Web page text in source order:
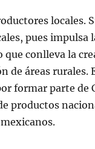
locales.
pues impulsa
que conlleva la
de áreas rurales.
formar parte de
productos